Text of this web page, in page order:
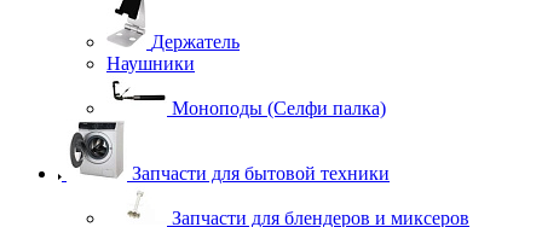
Держатель
Наушники
Моноподы (Селфи палка)
Запчасти для бытовой техники
Запчасти для блендеров и миксеров